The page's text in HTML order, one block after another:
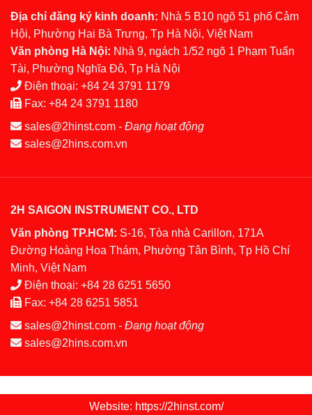
Địa chỉ đăng ký kinh doanh: Nhà 5 B10 ngõ 51 phố Cảm
Hội, Phường Hai Bà Trưng, Tp Hà Nội, Việt Nam
Văn phòng Hà Nội: Nhà 9, ngách 1/52 ngõ 1 Phạm Tuấn
Tài, Phường Nghĩa Đô, Tp Hà Nội
Điện thoại: +84 24 3791 1179
Fax: +84 24 3791 1180
sales@2hinst.com - Đang hoạt động
sales@2hins.com.vn
2H SAIGON INSTRUMENT CO., LTD
Văn phòng TP.HCM: S-16, Tòa nhà Carillon, 171A
Đường Hoàng Hoa Thám, Phường Tân Bình, Tp Hồ Chí
Minh, Việt Nam
Điện thoại: +84 28 6251 5650
Fax: +84 28 6251 5851
sales@2hinst.com - Đang hoạt động
sales@2hins.com.vn
Website: https://2hinst.com/